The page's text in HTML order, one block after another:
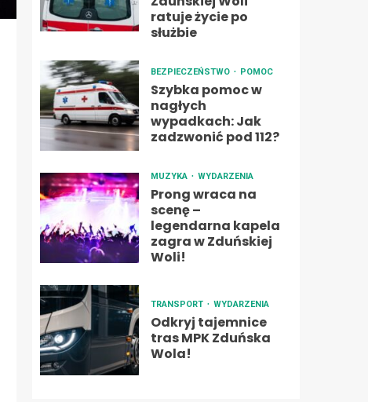
ratuje życie po
służbie
BEZPIECZEŃSTWO POMOC
Szybka pomoc w
nagłych
wypadkach: Jak
zadzwonić pod 112?
MUZYKA WYDARZENIA
Prong wraca na
scenę –
legendarna kapela
zagra w Zduńskiej
Woli!
TRANSPORT WYDARZENIA
Odkryj tajemnice
tras MPK Zduńska
Wola!